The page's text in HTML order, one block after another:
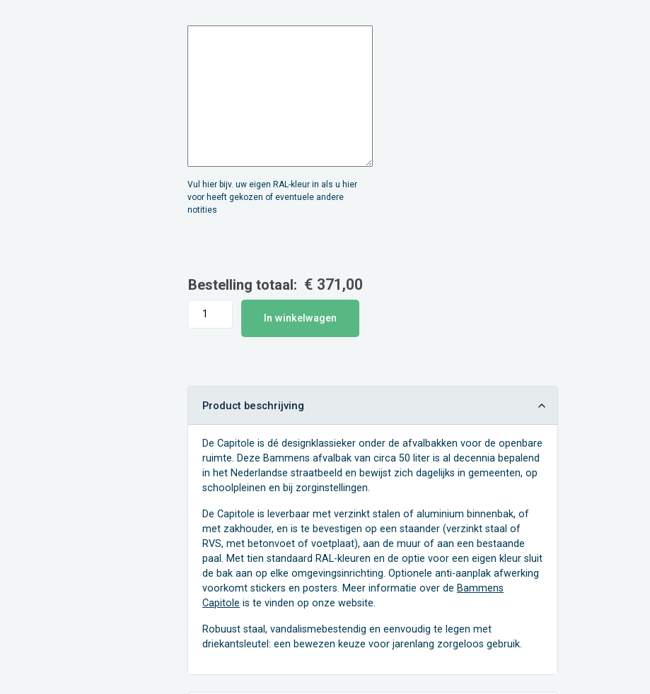
Vul hier bijv. uw eigen RAL-kleur in als u hier
voor heeft gekozen of eventuele andere
notities
Bestelling totaal: € 371,00
(circa
In winkelwagen
Product beschrijving
De Capitole is dé designklassieker onder de afvalbakken voor de openbare
ruimte. Deze Bammens afvalbak van circa 50 liter is al decennia bepalend
in het Nederlandse straatbeeld en bewijst zich dagelijks in gemeenten, op
schoolpleinen en bij zorginstellingen.
De Capitole is leverbaar met verzinkt stalen of aluminium binnenbak, of
met zakhouder, en is te bevestigen op een staander (verzinkt staal of
RVS, met betonvoet of voetplaat), aan de muur of aan een bestaande
paal. Met tien standaard RAL-kleuren en de optie voor een eigen kleur sluit
de bak aan op elke omgevingsinrichting. Optionele anti-aanplak afwerking
voorkomt stickers en posters. Meer informatie over de Bammens
Capitole is te vinden op onze website.
Robuust staal, vandalismebestendig en eenvoudig te legen met
driekantsleutel: een bewezen keuze voor jarenlang zorgeloos gebruik.